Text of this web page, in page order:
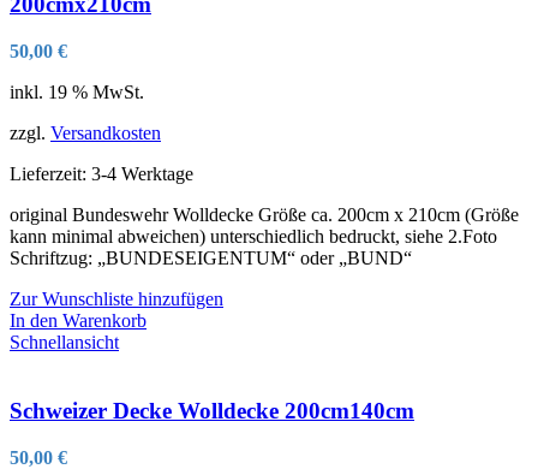
50,00 €
inkl. 19 % MwSt.
zzgl. Versandkosten
Lieferzeit: 3-4 Werktage
original Bundeswehr Wolldecke Größe ca. 200cm x 210cm (Größe
kann minimal abweichen) unterschiedlich bedruckt, siehe 2.Foto
Schriftzug: „BUNDESEIGENTUM“ oder „BUND“
Zur Wunschliste hinzufügen
In den Warenkorb
Schnellansicht
Schweizer Decke Wolldecke 200cm140cm
50,00 €